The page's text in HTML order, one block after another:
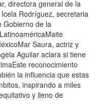
directora general de la
Rodríguez, secretaria
Gobierno de la
Saura, actriz y
Aguilar aclara si tiene
reconocimiento
la influencia que estas
inspirando a miles
y lleno de